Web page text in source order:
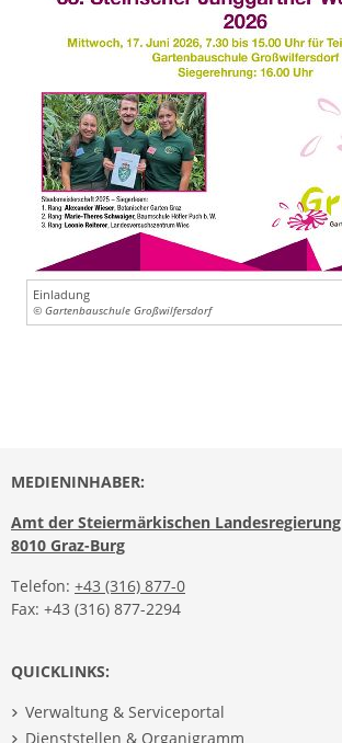
Einladung
© Gartenbauschule Großwilfersdorf
MEDIENINHABER:
Amt der Steiermärkischen Landesregierung
8010 Graz-Burg
Telefon: +43 (316) 877-0
Fax: +43 (316) 877-2294
QUICKLINKS:
Verwaltung & Serviceportal
Dienststellen & Organigramm